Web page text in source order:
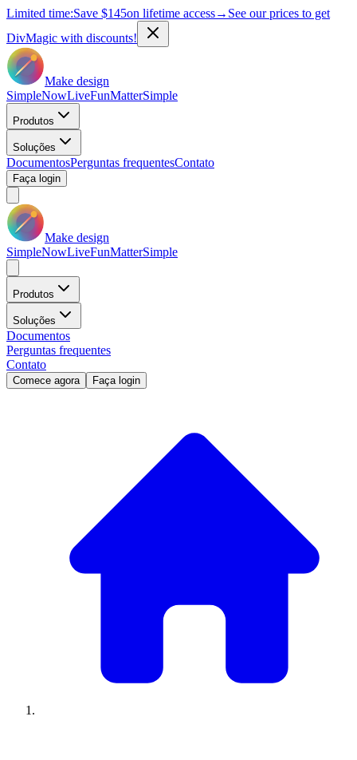
Limited time:Save $145on lifetime access→ See our prices to get
DivMagic with discounts!
Make design
SimpleNowLiveFunMatterSimple
Produtos
Soluções
DocumentosPerguntas frequentesContato
Faça login
Make design
SimpleNowLiveFunMatterSimple
Produtos
Soluções
Documentos
Perguntas frequentes
Contato
Comece agora Faça login